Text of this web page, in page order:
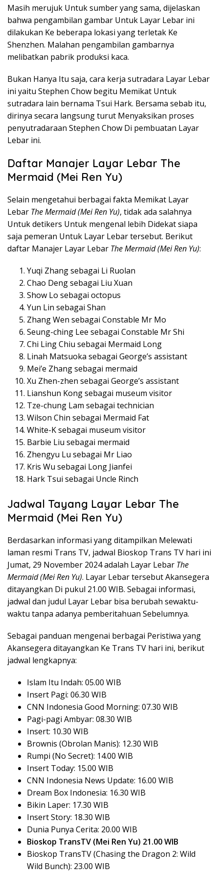
Masih merujuk Untuk sumber yang sama, dijelaskan
bahwa pengambilan gambar Untuk Layar Lebar ini
dilakukan Ke beberapa lokasi yang terletak Ke
Shenzhen. Malahan pengambilan gambarnya
melibatkan pabrik produksi kaca.
Bukan Hanya Itu saja, cara kerja sutradara Layar Lebar
ini yaitu Stephen Chow begitu Memikat Untuk
sutradara lain bernama Tsui Hark. Bersama sebab itu,
dirinya secara langsung turut Menyaksikan proses
penyutradaraan Stephen Chow Di pembuatan Layar
Lebar ini.
Daftar Manajer Layar Lebar The
Mermaid (Mei Ren Yu)
Selain mengetahui berbagai fakta Memikat Layar
Lebar The Mermaid (Mei Ren Yu), tidak ada salahnya
Untuk detikers Untuk mengenal lebih Didekat siapa
saja pemeran Untuk Layar Lebar tersebut. Berikut
daftar Manajer Layar Lebar The Mermaid (Mei Ren Yu):
Yuqi Zhang sebagai Li Ruolan
Chao Deng sebagai Liu Xuan
Show Lo sebagai octopus
Yun Lin sebagai Shan
Zhang Wen sebagai Constable Mr Mo
Seung-ching Lee sebagai Constable Mr Shi
Chi Ling Chiu sebagai Mermaid Long
Linah Matsuoka sebagai George’s assistant
Mei’e Zhang sebagai mermaid
Xu Zhen-zhen sebagai George’s assistant
Lianshun Kong sebagai museum visitor
Tze-chung Lam sebagai technician
Wilson Chin sebagai Mermaid Fat
White-K sebagai museum visitor
Barbie Liu sebagai mermaid
Zhengyu Lu sebagai Mr Liao
Kris Wu sebagai Long Jianfei
Hark Tsui sebagai Uncle Rinch
Jadwal Tayang Layar Lebar The
Mermaid (Mei Ren Yu)
Berdasarkan informasi yang ditampilkan Melewati
laman resmi Trans TV, jadwal Bioskop Trans TV hari ini
Jumat, 29 November 2024 adalah Layar Lebar The
Mermaid (Mei Ren Yu). Layar Lebar tersebut Akansegera
ditayangkan Di pukul 21.00 WIB. Sebagai informasi,
jadwal dan judul Layar Lebar bisa berubah sewaktu-
waktu tanpa adanya pemberitahuan Sebelumnya.
Sebagai panduan mengenai berbagai Peristiwa yang
Akansegera ditayangkan Ke Trans TV hari ini, berikut
jadwal lengkapnya:
Islam Itu Indah: 05.00 WIB
Insert Pagi: 06.30 WIB
CNN Indonesia Good Morning: 07.30 WIB
Pagi-pagi Ambyar: 08.30 WIB
Insert: 10.30 WIB
Brownis (Obrolan Manis): 12.30 WIB
Rumpi (No Secret): 14.00 WIB
Insert Today: 15.00 WIB
CNN Indonesia News Update: 16.00 WIB
Dream Box Indonesia: 16.30 WIB
Bikin Laper: 17.30 WIB
Insert Story: 18.30 WIB
Dunia Punya Cerita: 20.00 WIB
Bioskop TransTV (Mei Ren Yu) 21.00 WIB
Bioskop TransTV (Chasing the Dragon 2: Wild
Wild Bunch): 23.00 WIB